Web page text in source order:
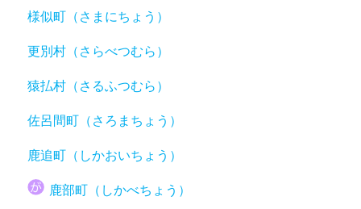
様似町（さまにちょう）
更別村（さらべつむら）
猿払村（さるふつむら）
佐呂間町（さろまちょう）
鹿追町（しかおいちょう）
鹿部町（しかべちょう）